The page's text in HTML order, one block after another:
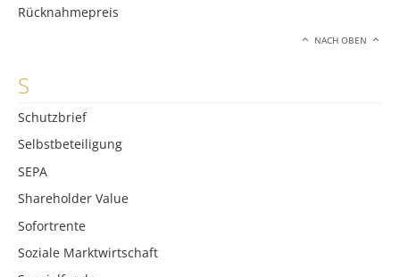
Rücknahmepreis
NACH OBEN
S
Schutzbrief
Selbstbeteiligung
SEPA
Shareholder Value
Sofortrente
Soziale Marktwirtschaft